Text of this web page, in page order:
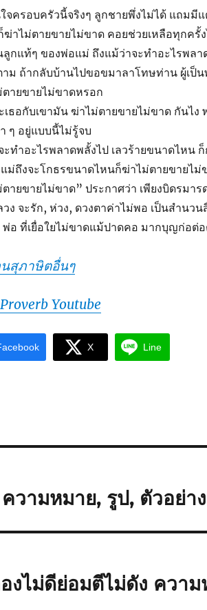
จครอบครัวนี้จริงๆ ลูกชายพึ่งไม่ได้ แถมมีแ
าไม่ตายขายไม่ขาด คอยช่วยเหลือทุกครั้
ลูกแท้ๆ ของพ่อแม่ ถึงแม้ว่าจะทำอะไรพล
ม ถ้ากลับบ้านไปขอขมาลาโทษท่าน ผู้เป็น
ายขายไม่ขาดหรอก
เธอกับเขามัน ฆ่าไม่ตายขายไม่ขาด กันไ
ๆ อยู่แบบนี้ไม่รู้จบ
ะทำอะไรพลาดพลั้งไป เลวร้ายขนาดไห
ม่ถึงจะโกธรขนาดไหนก็ฆ่าไม่ตายขายไม่
ายขายไม่ขาด” ประกาศว่า เพียงบิดรมา
ง จะรัก, ห่วง, ดวงตาค่าไม่พอ เป็นสำนว
อ ที่เยื่อใยไม่ขาดแม้ปาดคอ มากบุญก่อต่อ
สุภาษิตอื่นๆ
Youtube
X Line
วามหมาย, รูป, ตัวอย่าง
งไม่ดีย่อมตีไม่ดัง ความ